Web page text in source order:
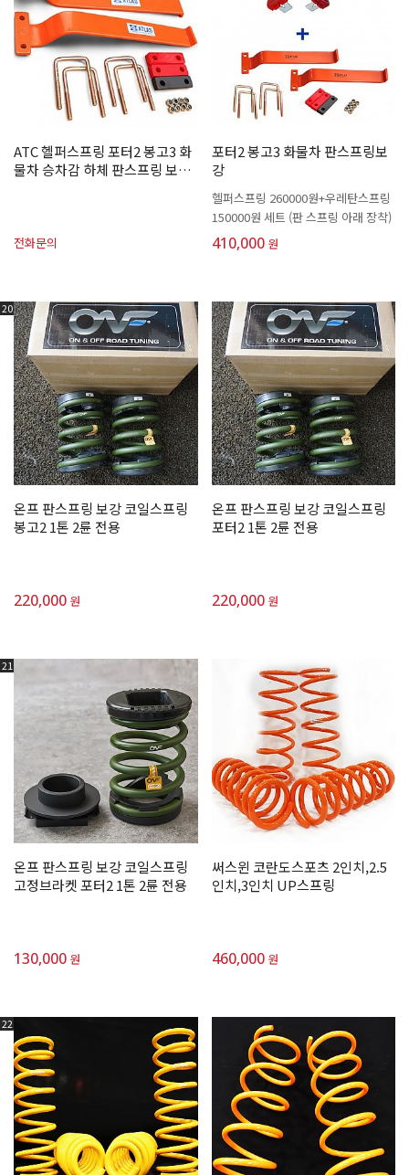
ATC 헬퍼스프링 포터2 봉고3 화
물차 승차감 하체 판스프링 보강
전화문의
포터2 봉고3 화물차 판스프링보
강
헬퍼스프링 260000원+우레탄스프링
150000원 세트 (판 스프링 아래 장착)
410,000 원
20
온프 판스프링 보강 코일스프링
봉고2 1톤 2륜 전용
220,000 원
온프 판스프링 보강 코일스프링
포터2 1톤 2륜 전용
220,000 원
21
온프 판스프링 보강 코일스프링
고정브라켓 포터2 1톤 2륜 전용
130,000 원
써스윈 코란도스포츠 2인치,2.5
인치,3인치 UP스프링
460,000 원
22